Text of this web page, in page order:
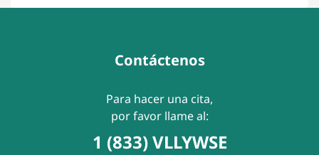
Contáctenos
Para hacer una cita,
por favor llame al:
1 (833) VLLYWSE